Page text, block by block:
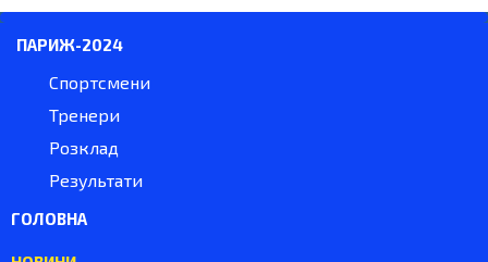
ПАРИЖ-2024
Спортсмени
Тренери
Розклад
Результати
ГОЛОВНА